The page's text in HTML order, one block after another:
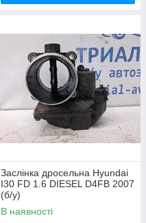
Заслінка дросельна Hyundai
I30 FD 1.6 DIESEL D4FB 2007
(б/у)
В наявності